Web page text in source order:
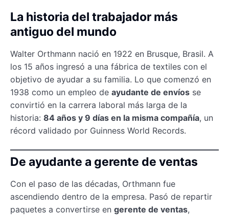
La historia del trabajador más
antiguo del mundo
Walter Orthmann nació en 1922 en Brusque, Brasil. A
los 15 años ingresó a una fábrica de textiles con el
objetivo de ayudar a su familia. Lo que comenzó en
1938 como un empleo de ayudante de envíos se
convirtió en la carrera laboral más larga de la
historia: 84 años y 9 días en la misma compañía, un
récord validado por Guinness World Records.
De ayudante a gerente de ventas
Con el paso de las décadas, Orthmann fue
ascendiendo dentro de la empresa. Pasó de repartir
paquetes a convertirse en gerente de ventas,